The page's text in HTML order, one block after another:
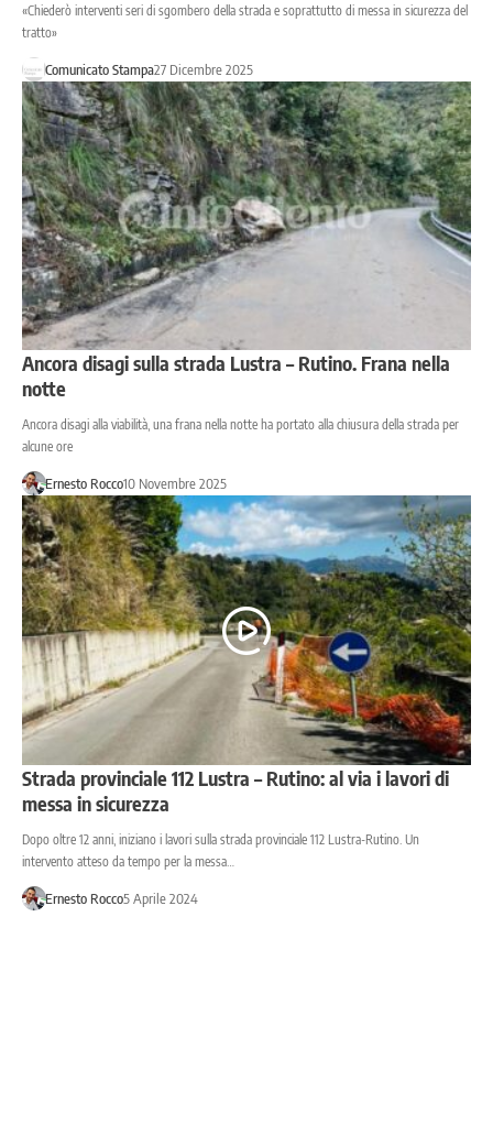
«Chiederò interventi seri di sgombero della strada e soprattutto di messa in sicurezza del
tratto»
Comunicato Stampa27 Dicembre 2025
Ancora disagi sulla strada Lustra – Rutino. Frana nella
notte
Ancora disagi alla viabilità, una frana nella notte ha portato alla chiusura della strada per
alcune ore
Ernesto Rocco10 Novembre 2025
Strada provinciale 112 Lustra – Rutino: al via i lavori di
messa in sicurezza
Dopo oltre 12 anni, iniziano i lavori sulla strada provinciale 112 Lustra-Rutino. Un
intervento atteso da tempo per la messa…
Ernesto Rocco5 Aprile 2024